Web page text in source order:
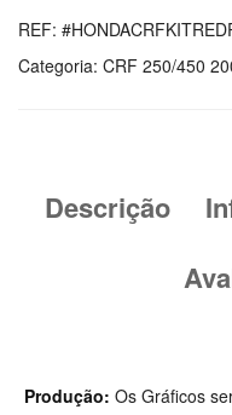
Graphics
Kit
REF:
Categoria: CRF 250/450
Descrição
Produção: Os Gráficos